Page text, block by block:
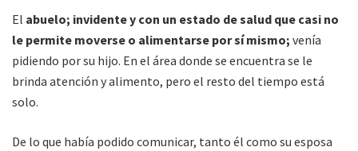
El abuelo; invidente y con un estado de salud que casi no
le permite moverse o alimentarse por sí mismo; venía
pidiendo por su hijo. En el área donde se encuentra se le
brinda atención y alimento, pero el resto del tiempo está
solo.
De lo que había podido comunicar, tanto él como su esposa